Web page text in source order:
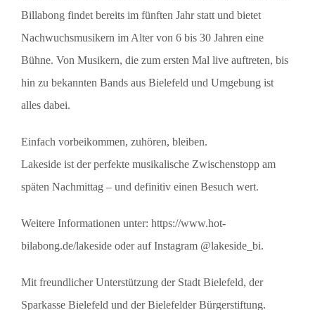
Billabong findet bereits im fünften Jahr statt und bietet
Nachwuchsmusikern im Alter von 6 bis 30 Jahren eine
Bühne. Von Musikern, die zum ersten Mal live auftreten, bis
hin zu bekannten Bands aus Bielefeld und Umgebung ist
alles dabei.
Einfach vorbeikommen, zuhören, bleiben.
Lakeside ist der perfekte musikalische Zwischenstopp am
späten Nachmittag – und definitiv einen Besuch wert.
Weitere Informationen unter: https://www.hot-
bilabong.de/lakeside oder auf Instagram @lakeside_bi.
Mit freundlicher Unterstützung der Stadt Bielefeld, der
Sparkasse Bielefeld und der Bielefelder Bürgerstiftung.